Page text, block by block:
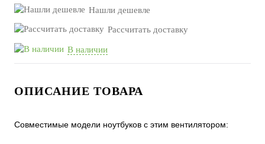
Нашли дешевле
Рассчитать доставку
В наличии
ОПИСАНИЕ ТОВАРА
Совместимые модели ноутбуков с этим вентилятором: